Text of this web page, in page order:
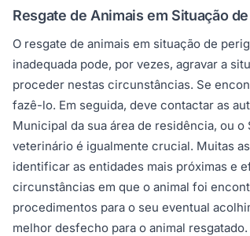
Resgate de Animais em Situação
O resgate de animais em situação de
inadequada pode, por vezes, agravar a
proceder nestas circunstâncias. Se
fazê-lo. Em seguida, deve contactar as
Municipal da sua área de residência, ou
veterinário é igualmente crucial. Muitas
identificar as entidades mais próximas e
circunstâncias em que o animal foi
procedimentos para o seu eventual
melhor desfecho para o animal resgatado.